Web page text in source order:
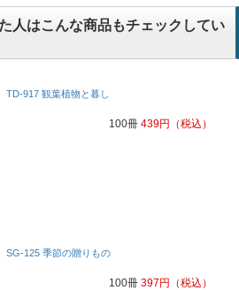
人はこんな商品もチェックしてい
TD-917 観葉植物と暮し
100冊 439円 （税込）
SG-125 季節の贈りもの
100冊 397円 （税込）